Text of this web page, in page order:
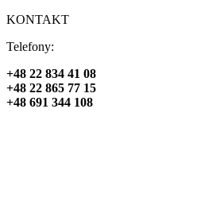
KONTAKT
Telefony:
+48 22 834 41 08
+48 22 865 77 15
+48 691 344 108